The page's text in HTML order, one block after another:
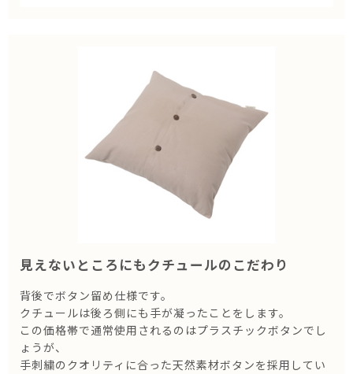
見えないところにもクチュールのこだわり
背後でボタン留め仕様です。
クチュールは後ろ側にも手が凝ったことをします。
この価格帯で通常使用されるのはプラスチックボタンでし
ょうが、
手刺繍のクオリティに合った天然素材ボタンを採用してい